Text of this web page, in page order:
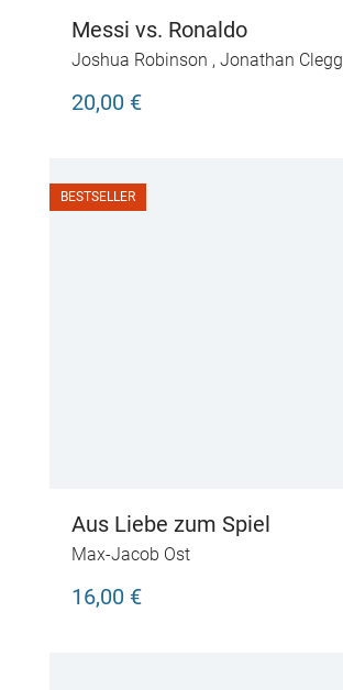
Messi vs. Ronaldo
Joshua Robinson , Jonathan Clegg
20,00 €
BESTSELLER
Aus Liebe zum Spiel
Max-Jacob Ost
16,00 €